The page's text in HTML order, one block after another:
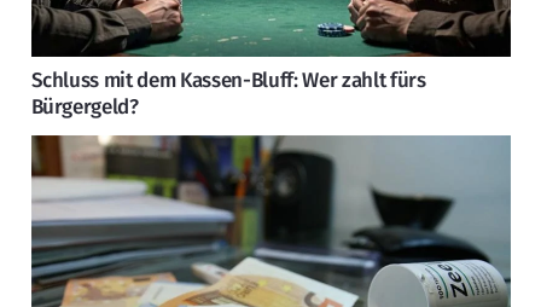
Schluss mit dem Kassen-Bluff: Wer zahlt fürs
Bürgergeld?